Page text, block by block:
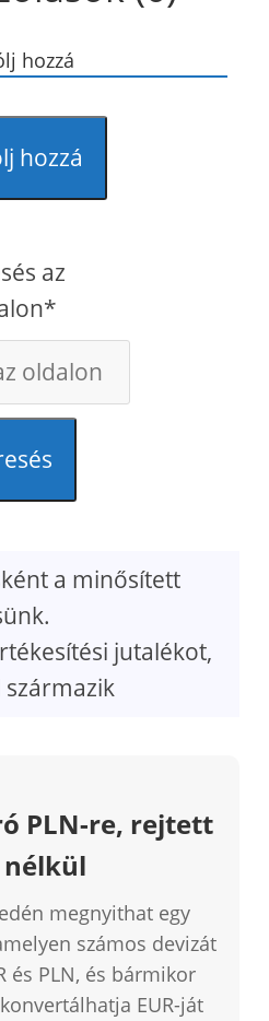
hozzá
hozzá
az
a minősített
jutalékot,
PLN-re, rejtett
megnyithat egy
számos devizát
és PLN, és bármikor
EUR-ját